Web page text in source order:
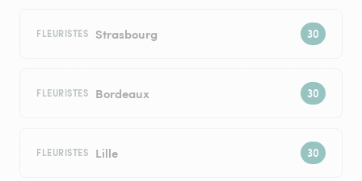
FLEURISTES Strasbourg
FLEURISTES Bordeaux
FLEURISTES Lille